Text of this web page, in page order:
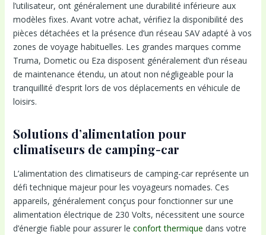
l’utilisateur, ont généralement une durabilité inférieure aux
modèles fixes. Avant votre achat, vérifiez la disponibilité des
pièces détachées et la présence d’un réseau SAV adapté à vos
zones de voyage habituelles. Les grandes marques comme
Truma, Dometic ou Eza disposent généralement d’un réseau
de maintenance étendu, un atout non négligeable pour la
tranquillité d’esprit lors de vos déplacements en véhicule de
loisirs.
Solutions d’alimentation pour
climatiseurs de camping-car
L’alimentation des climatiseurs de camping-car représente un
défi technique majeur pour les voyageurs nomades. Ces
appareils, généralement conçus pour fonctionner sur une
alimentation électrique de 230 Volts, nécessitent une source
d’énergie fiable pour assurer le confort thermique dans votre